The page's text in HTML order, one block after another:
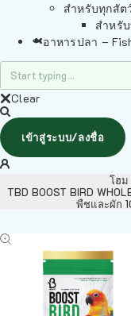
สำหรับทุกสั
สำหรั
อาหารปลา –
Clear
เข้าสู่ระบบ/ลงชื่อ
โฮม
TBD BOOST BIRD
พืชและผัก